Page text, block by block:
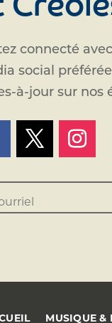
connecté
social
à-jour sur nos
MUSIQUE &